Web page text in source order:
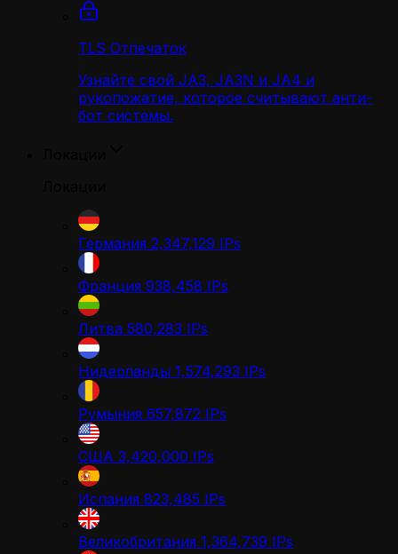
TLS Отпечаток
Узнайте свой JA3, JA3N и JA4 и
рукопожатие, которое считывают анти-
бот системы.
Германия 2,347,129 IPs
Франция 938,458 IPs
Литва 580,283 IPs
Нидерланды 1,574,293 IPs
Румыния 657,872 IPs
США 3,420,000 IPs
Испания 823,485 IPs
Великобритания 1,364,739 IPs